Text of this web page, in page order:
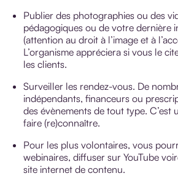
Publier des photographies ou des
pédagogiques ou de votre dernière
(attention au droit à l’image et à
L’organisme appréciera si vous le
les clients.
Surveiller les rendez-vous. De
indépendants, financeurs ou
des évènements de tout type. C’est
faire (re)connaître.
Pour les plus volontaires, vous
webinaires, diffuser sur YouTube
site internet de contenu.